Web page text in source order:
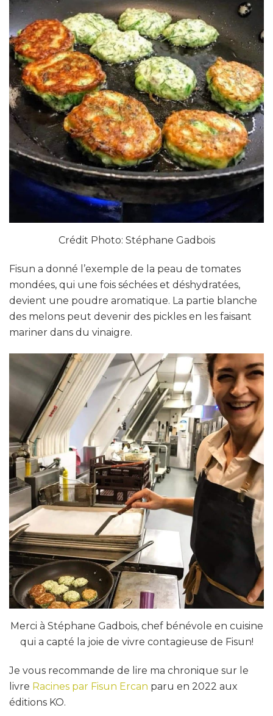
Crédit Photo: Stéphane Gadbois
Fisun a donné l’exemple de la peau de tomates
mondées, qui une fois séchées et déshydratées,
devient une poudre aromatique. La partie blanche
des melons peut devenir des pickles en les faisant
mariner dans du vinaigre.
Merci à Stéphane Gadbois, chef bénévole en cuisine
qui a capté la joie de vivre contagieuse de Fisun!
Je vous recommande de lire ma chronique sur le
livre Racines par Fisun Ercan paru en 2022 aux
éditions KO.